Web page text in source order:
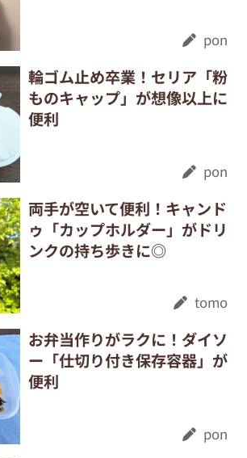
pon
輪ゴム止め卒業！セリア「粉
ものキャップ」が想像以上に
便利
pon
両手が空いて便利！キャンド
ゥ「カップホルダー」がドリ
ンクの持ち歩きに◎
tomo
お弁当作りがラクに！ダイソ
ー「仕切り付き保存容器」が
便利
pon